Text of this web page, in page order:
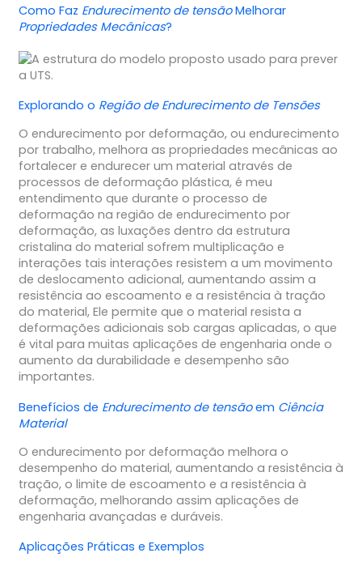
Como Faz Endurecimento de tensãoMelhorar
Propriedades Mecânicas?
Explorando o Região de Endurecimento de Tensões
O endurecimento por deformação, ou endurecimento
por trabalho, melhora as propriedades mecânicas ao
fortalecer e endurecer um material através de
processos de deformação plástica, é meu
entendimento que durante o processo de
deformação na região de endurecimento por
deformação, as luxações dentro da estrutura
cristalina do material sofrem multiplicação e
interações tais interações resistem a um movimento
de deslocamento adicional, aumentando assim a
resistência ao escoamento e a resistência à tração
do material, Ele permite que o material resista a
deformações adicionais sob cargas aplicadas, o que
é vital para muitas aplicações de engenharia onde o
aumento da durabilidade e desempenho são
importantes.
Benefícios de Endurecimento de tensãoem Ciência
Material
O endurecimento por deformação melhora o
desempenho do material, aumentando a resistência à
tração, o limite de escoamento e a resistência à
deformação, melhorando assim aplicações de
engenharia avançadas e duráveis.
Aplicações Práticas e Exemplos